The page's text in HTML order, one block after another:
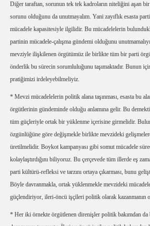
Diğer taraftan, sorunun tek tek kadroların niteliğini aşan
sorunu olduğunu da unutmayalım. Yani zayıflık esasta
mücadele kapasitesiyle ilgilidir. Bu mücadelelerin
partinin mücadele-çalışma gündemi olduğunu
mevziyle ilişkilenen örgütümüz ile birlikte tüm bir parti
önderlik bu sürecin sorumluluğunu taşımaktadır. Bunun
pratiğimizi irdeleyebilmeliyiz.
* Mevzi mücadelelerin politik alana taşınması, esasta bu
örgütlerinin gündeminde olduğu anlamına gelir. Bu
tüm güçleriyle ortak bir yüklenme içerisine girmelidir.
özgünlüğüne göre değişmekle birlikte mevzideki
üretilmelidir. Boykot kampanyası gibi somut mücadele
kolaylaştırdığını biliyoruz. Bu çerçevede tüm illerde eş
parti kültürü-refleksi ve tarzını ortaya çıkarması, bunu
Böyle davranmakla, ortak yüklenmekle mevzideki
güçlendiriyor, ileri-öncü işçileri politik olarak kazanmanın
* Her iki örnekte örgütlenen direnişler politik bakımdan